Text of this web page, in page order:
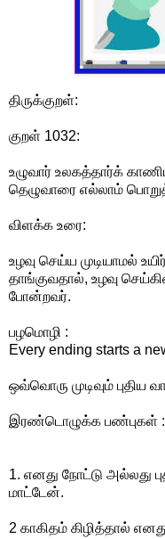
திருக்குறள்:
குறள் 1032:
உழுவார் உலகத்தார்க்
தெழுவாரை எல்லாம்
விளக்க உரை:
உழவு செய்ய முடியாமல்
தாங்குவதால், உழவு
போன்றவர்.
பழமொழி :
Every ending starts a
ஒவ்வொரு முடிவும்
இரண்டொழுக்க பண்புகள் :
1. எனது நோட்டு அல்லது
மாட்டேன்.
2 காகிதம் கிழித்தால்